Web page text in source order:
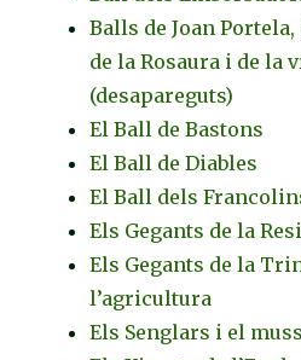
Balls de Joan
de la Rosaura i de la
(desapareguts)
El Ball de Bastons
El Ball de Diables
El Ball dels
Els Gegants de la
Els Gegants de la
l’agricultura
Els Senglars i el